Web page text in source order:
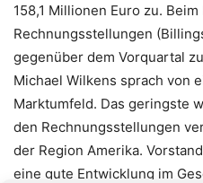
158,1 Millionen Euro zu.
Rechnungsstellungen
gegenüber dem Vorquartal
Michael Wilkens sprach von
Marktumfeld. Das geringste
den Rechnungsstellungen
der Region Amerika.
eine gute Entwicklung im